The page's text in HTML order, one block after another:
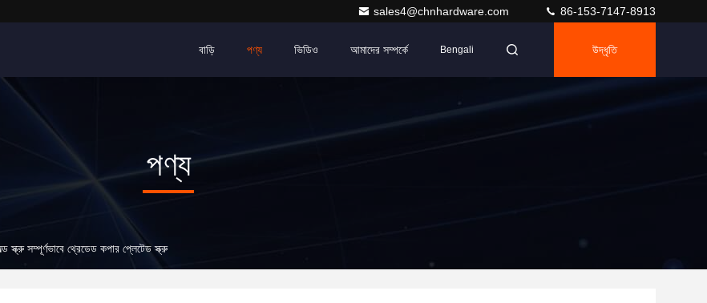
sales4@chnhardware.com 86-153-7147-8913
বাড়ি পণ্য ভিডিও আমাদের সম্পর্কে Bengali উদ্ধৃতি
পণ্য
স্ক্রু সম্পূর্ণভাবে থ্রেডেড কপার প্লেটেড স্ক্রু